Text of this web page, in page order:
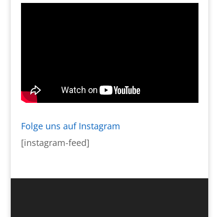
Folge uns auf Instagram
[instagram-feed]